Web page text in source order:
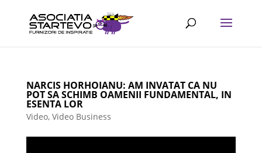
NARCIS HORHOIANU: AM INVATAT CA NU
POT SA SCHIMB OAMENII FUNDAMENTAL, IN
ESENTA LOR
Video, Video Business